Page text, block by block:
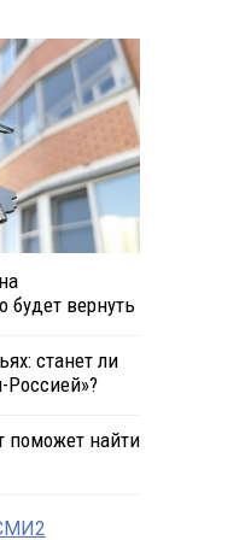
вернуть
станет ли
поможет найти